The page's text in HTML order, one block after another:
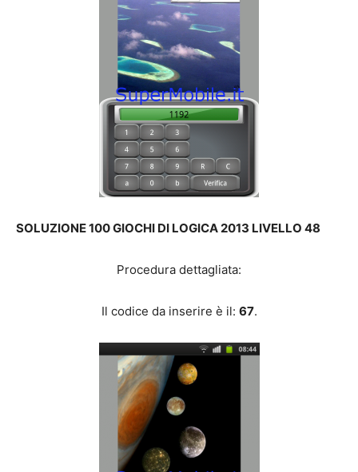
SOLUZIONE 100 GIOCHI DI LOGICA 2013 LIVELLO 48
Procedura dettagliata:
Il codice da inserire è il: 67.